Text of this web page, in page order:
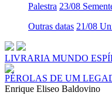
Palestra 23/08
Outras datas 21/08
LIVRARIA MUNDO
PÉROLAS DE UM
Enrique Eliseo Baldovino